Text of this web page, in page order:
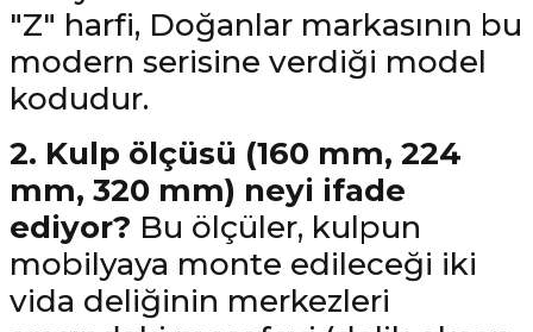
"Z" harfi, Doğanlar markasının bu
modern serisine verdiği model
kodudur.
2. Kulp ölçüsü (160 mm, 224
mm, 320 mm) neyi ifade
ediyor? Bu ölçüler, kulpun
mobilyaya monte edileceği iki
vida deliğinin merkezleri